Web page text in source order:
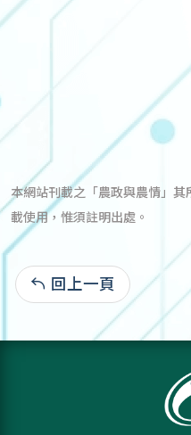
本網站刊載之「農政與農情」
載使用，惟須註明出處。
回上一頁